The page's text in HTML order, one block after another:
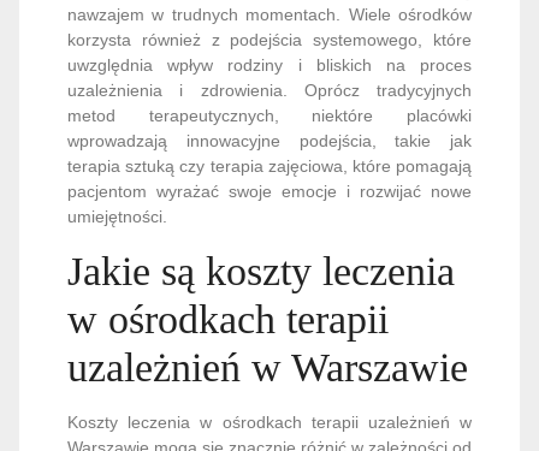
nawzajem w trudnych momentach. Wiele ośrodków
korzysta również z podejścia systemowego, które
uwzględnia wpływ rodziny i bliskich na proces
uzależnienia i zdrowienia. Oprócz tradycyjnych
metod terapeutycznych, niektóre placówki
wprowadzają innowacyjne podejścia, takie jak
terapia sztuką czy terapia zajęciowa, które pomagają
pacjentom wyrażać swoje emocje i rozwijać nowe
umiejętności.
Jakie są koszty leczenia
w ośrodkach terapii
uzależnień w Warszawie
Koszty leczenia w ośrodkach terapii uzależnień w
Warszawie mogą się znacznie różnić w zależności od